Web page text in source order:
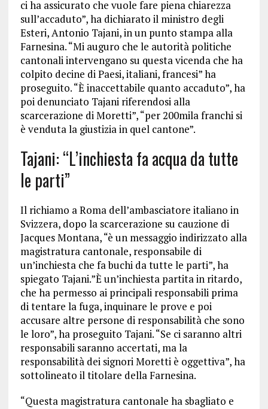
ci ha assicurato che vuole fare piena chiarezza
sull’accaduto”, ha dichiarato il ministro degli
Esteri, Antonio Tajani, in un punto stampa alla
Farnesina. “Mi auguro che le autorità politiche
cantonali intervengano su questa vicenda che ha
colpito decine di Paesi, italiani, francesi” ha
proseguito. “È inaccettabile quanto accaduto”, ha
poi denunciato Tajani riferendosi alla
scarcerazione di Moretti”, “per 200mila franchi si
è venduta la giustizia in quel cantone”.
Tajani: “L’inchiesta fa acqua da tutte
le parti”
Il richiamo a Roma dell’ambasciatore italiano in
Svizzera, dopo la scarcerazione su cauzione di
Jacques Montana, “è un messaggio indirizzato alla
magistratura cantonale, responsabile di
un’inchiesta che fa buchi da tutte le parti”, ha
spiegato Tajani.”È un’inchiesta partita in ritardo,
che ha permesso ai principali responsabili prima
di tentare la fuga, inquinare le prove e poi
accusare altre persone di responsabilità che sono
le loro”, ha proseguito Tajani. “Se ci saranno altri
responsabili saranno accertati, ma la
responsabilità dei signori Moretti è oggettiva”, ha
sottolineato il titolare della Farnesina.
“Questa magistratura cantonale ha sbagliato e